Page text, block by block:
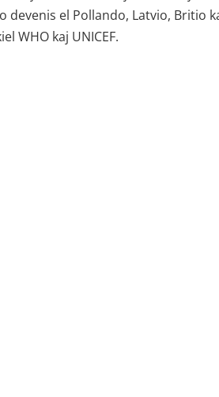
devenis el Pollando, Latvio, Britio
WHO kaj UNICEF.